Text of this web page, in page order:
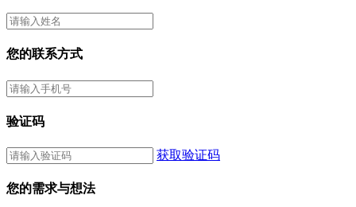
您的联系方式
验证码
获取验证码
您的需求与想法